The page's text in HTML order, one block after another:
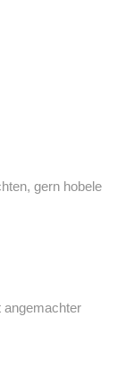
gern hobele
angemachter